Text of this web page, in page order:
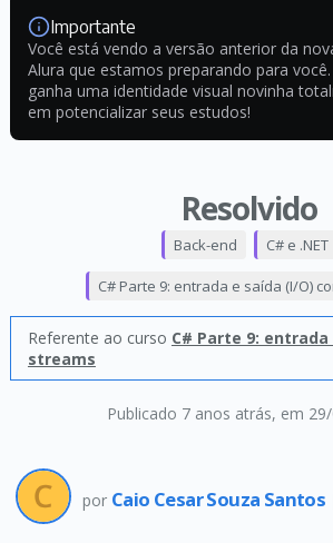
Importante
Você está vendo a versão anterior da
Alura que estamos preparando para
ganha uma identidade visual novinha
em potencializar seus estudos!
Resolvido
Publicado 7 anos atrás, em
Back-end C# e .NET
C# Parte 9: entrada e saída (I/O)
Referente ao curso C# Parte 9:
streams
por Caio Cesar Souza Santos